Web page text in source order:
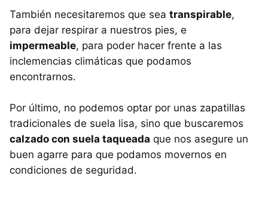
También necesitaremos que sea transpirable,
para dejar respirar a nuestros pies, e
impermeable, para poder hacer frente a las
inclemencias climáticas que podamos
encontrarnos.
Por último, no podemos optar por unas zapatillas
tradicionales de suela lisa, sino que buscaremos
calzado con suela taqueada que nos asegure un
buen agarre para que podamos movernos en
condiciones de seguridad.